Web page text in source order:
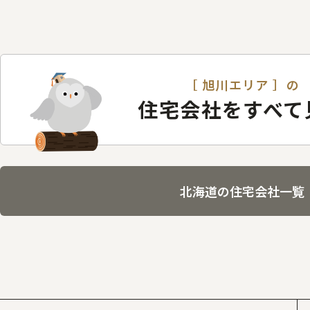
［ 旭川エリア ］の
住宅会社をすべ
北海道の住宅会社一覧